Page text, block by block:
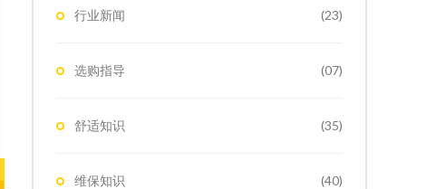
行业新闻 (23)
选购指导 (07)
舒适知识 (35)
维保知识 (40)